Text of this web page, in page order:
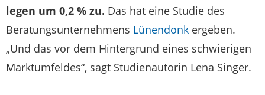
legen um 0,2 % zu. Das hat eine Studie des
Beratungsunternehmens Lünendonk ergeben.
„Und das vor dem Hintergrund eines schwierigen
Marktumfeldes“, sagt Studienautorin Lena Singer.